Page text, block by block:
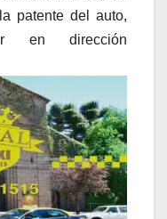
patente del auto,
en dirección